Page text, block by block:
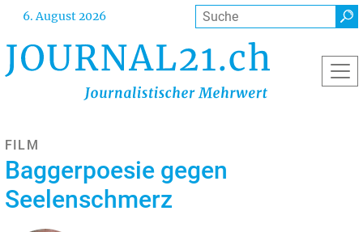
Direkt
Inhalt
6. August 2026 Suche
FILM
Baggerpoesie gegen
Seelenschmerz